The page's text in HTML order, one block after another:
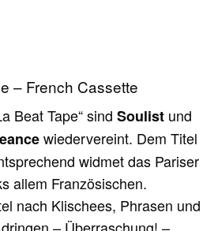
– French Cassette
Beat Tape“ sindSoulist und
wiedervereint. Dem Titel
widmet das Pariser
allem Französischen.
nach Klischees, Phrasen und